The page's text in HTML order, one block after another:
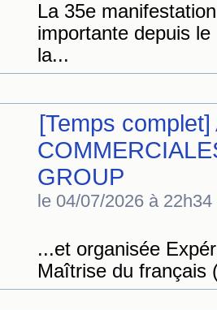
La 35e
importante depuis
la...
[Temps
GROUP
le 04/07/2026 à 22h34
...et organisée
Maîtrise du français